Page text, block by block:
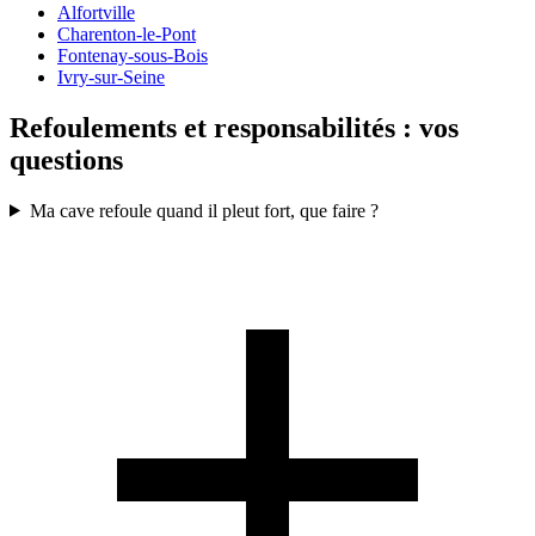
Alfortville
Charenton-le-Pont
Fontenay-sous-Bois
Ivry-sur-Seine
Refoulements et responsabilités : vos
questions
Ma cave refoule quand il pleut fort, que faire ?